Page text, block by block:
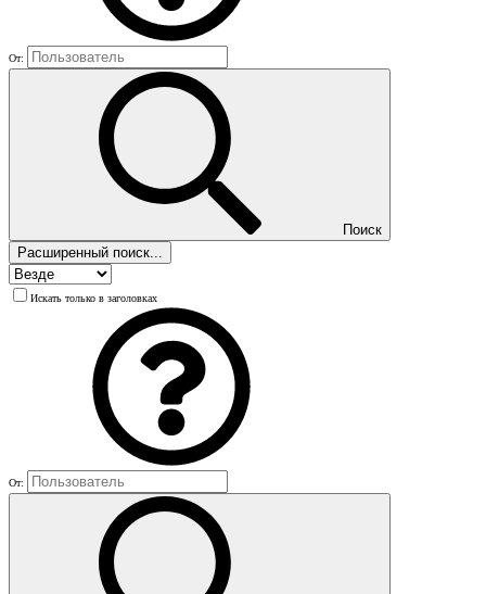
От:
Поиск
Расширенный поиск...
Искать только в заголовках
От: